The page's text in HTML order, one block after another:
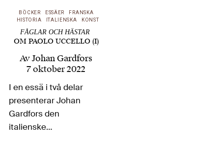
BÖCKER ESSÄER
FRANSKA
HISTORIA
ITALIENSKA KONST
FÅGLAR OCH HÄSTAR
OM PAOLO UCCELLO (I)
AvJohan Gardfors
7 oktober 2022
I en essä i två delar
presenterar Johan
Gardfors den
italienske